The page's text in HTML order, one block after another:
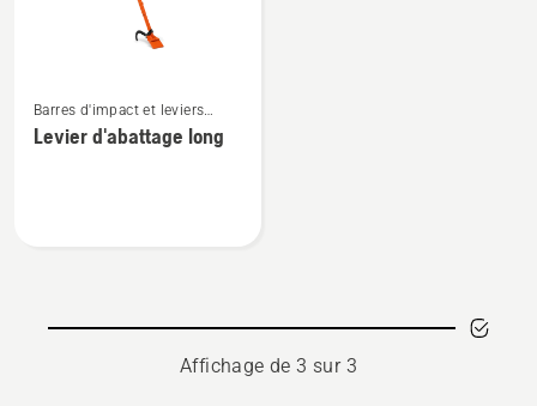
plus
de
Barres d'impact et leviers
d'abattage
Levier d'abattage long
Affichage de 3 sur 3